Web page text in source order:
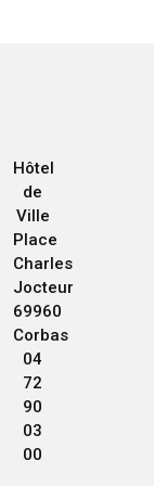
Hôtel
de
Ville
Place
Charles
Jocteur
69960
Corbas
04
72
90
03
00